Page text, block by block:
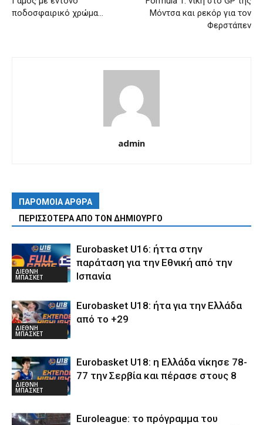
ποδοσφαιρικό χρώμα…
Μόντσα και ρεκόρ για τον
Φερστάπεν
admin
ΠΑΡΟΜΟΙΑ ΑΡΘΡΑ
ΠΕΡΙΣΣΟΤΕΡΑ ΑΠΟ ΤΟΝ ΔΗΜΙΟΥΡΓΟ
ΔΙΕΘΝΗ
ΜΠΑΣΚΕΤ
Eurobasket U16: ήττα στην
παράταση για την Εθνική από την
Ισπανία
ΔΙΕΘΝΗ
ΜΠΑΣΚΕΤ
Eurobasket U18: ήτα για την Ελλάδα
από το +29
ΔΙΕΘΝΗ
ΜΠΑΣΚΕΤ
Eurobasket U18: η Ελλάδα νίκησε 78-
77 την Σερβία και πέρασε στους 8
Euroleague: το πρόγραμμα του